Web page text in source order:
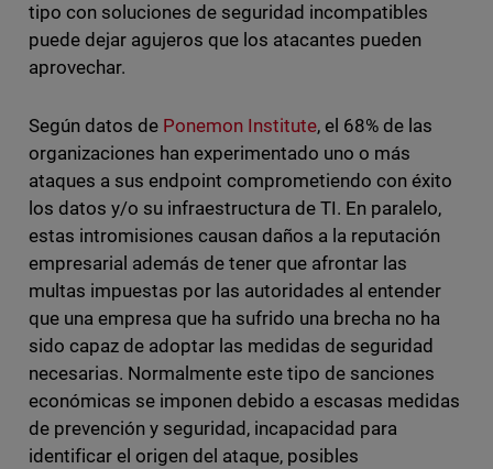
tipo con soluciones de seguridad incompatibles
puede dejar agujeros que los atacantes pueden
aprovechar.
Según datos de Ponemon Institute, el 68% de las
organizaciones han experimentado uno o más
ataques a sus endpoint comprometiendo con éxito
los datos y/o su infraestructura de TI. En paralelo,
estas intromisiones causan daños a la reputación
empresarial además de tener que afrontar las
multas impuestas por las autoridades al entender
que una empresa que ha sufrido una brecha no ha
sido capaz de adoptar las medidas de seguridad
necesarias. Normalmente este tipo de sanciones
económicas se imponen debido a escasas medidas
de prevención y seguridad, incapacidad para
identificar el origen del ataque, posibles